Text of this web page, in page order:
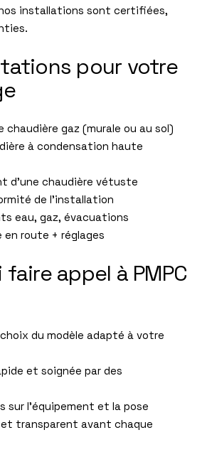
installations sont certifiées,
pour votre
chaudière gaz (murale ou au sol)
à condensation haute
d’une chaudière vétuste
de l’installation
eau, gaz, évacuations
en route + réglages
appel à PMPC
du modèle adapté à votre
et soignée par des
sur l’équipement et la pose
transparent avant chaque